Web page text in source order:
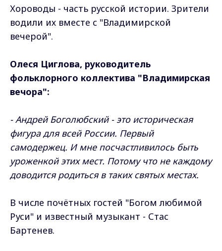
Хороводы - часть русской истории. Зрители
водили их вместе с "Владимирской
вечерой".
Олеся Циглова, руководитель
фольклорного коллектива "Владимирская
вечора":
- Андрей Боголюбский - это историческая
фигура для всей России. Первый
самодержец. И мне посчастливилось быть
уроженкой этих мест. Потому что не каждому
доводится родиться в таких святых местах.
В числе почётных гостей "Богом любимой
Руси" и известный музыкант - Стас
Бартенев.